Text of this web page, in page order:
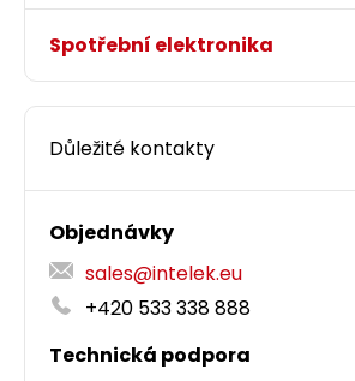
Spotřební elektronika
Důležité kontakty
Objednávky
sales@intelek.eu
+420 533 338 888
Technická podpora